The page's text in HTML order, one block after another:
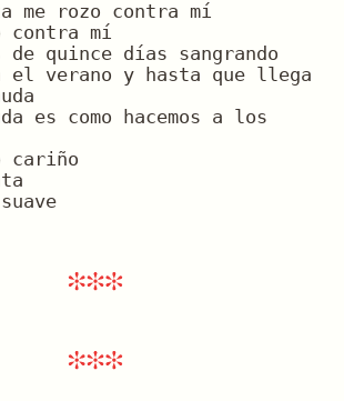
me rozo contra mí
contra mí
de quince días sangrando
el verano y hasta que llega
es como hacemos a los
cariño